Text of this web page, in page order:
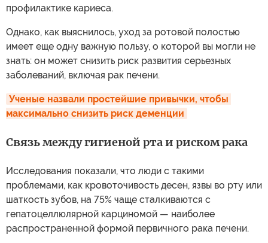
профилактике кариеса.
Однако, как выяснилось, уход за ротовой полостью
имеет еще одну важную пользу, о которой вы могли не
знать: он может снизить риск развития серьезных
заболеваний, включая рак печени.
Ученые назвали простейшие привычки, чтобы
максимально снизить риск деменции
Связь между гигиеной рта и риском рака
Исследования показали, что люди с такими
проблемами, как кровоточивость десен, язвы во рту или
шаткость зубов, на 75% чаще сталкиваются с
гепатоцеллюлярной карциномой — наиболее
распространенной формой первичного рака печени.